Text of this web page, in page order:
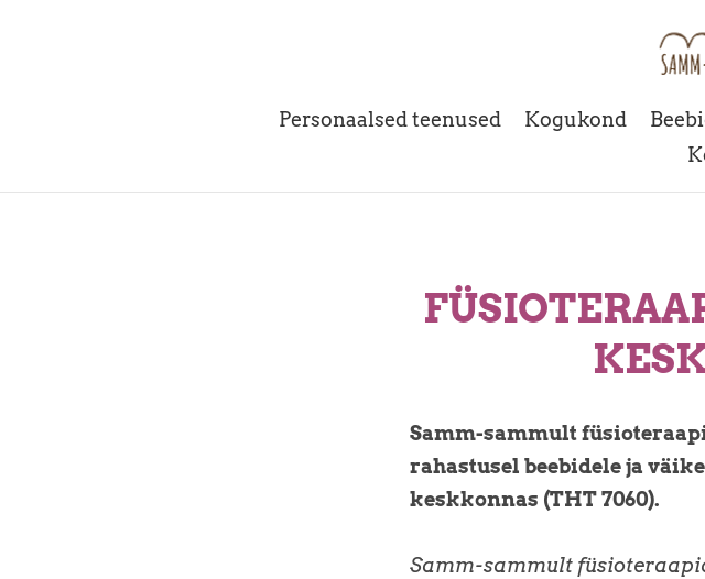
Personaalsed teenused Kogukond
Samm-sammult
rahastusel beebidele ja
keskkonnas (THT 7060).
Samm-sammult